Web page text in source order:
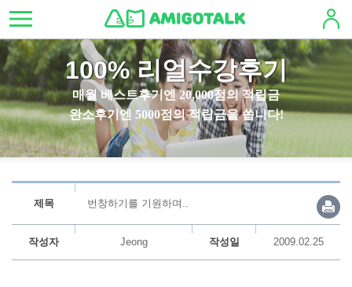
100% 리얼수강후기
매월 베스트후기엔 20,000점의 적립금
완소후기엔 5000점의 적립금을 쏩니다!
제목 번창하기를 기원하며..
작성자 Jeong 작성일 2009.02.25